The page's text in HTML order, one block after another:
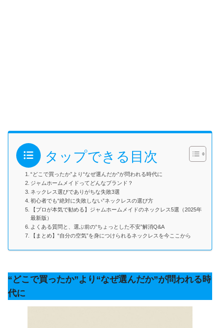
タップできる目次
“どこで買ったか”より“なぜ選んだか”が問われる時代に
ジャムホームメイドってどんなブランド？
ネックレス選びでありがちな失敗3選
初心者でも“絶対に失敗しない”ネックレスの選び方
【プロが本気で勧める】ジャムホームメイドのネックレス5選（2025年
最新版）
よくある質問と、選ぶ前の“ちょっとした不安”解消Q&A
【まとめ】“自分の空気”を身につけられるネックレスを今ここから
“どこで買ったか”より“なぜ選んだか”が問われる時
代に